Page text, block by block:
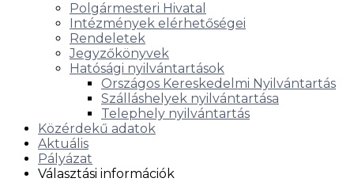
Polgármesteri Hivatal
Intézmények elérhetőségei
Rendeletek
Jegyzőkönyvek
Hatósági nyilvántartások
Országos Kereskedelmi Nyilvántartás
Szálláshelyek nyilvántartása
Telephely nyilvántartás
Közérdekű adatok
Aktuális
Pályázat
Választási információk